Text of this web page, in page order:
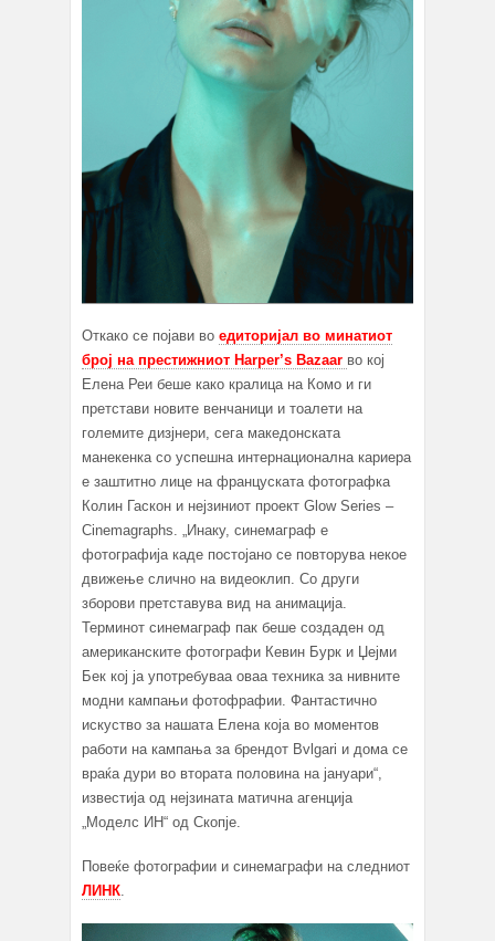
Откако се појави во едиторијал во минатиот
број на престижниот Harper’s Bazaar во кој
Елена Реи беше како кралица на Комо и ги
претстави новите венчаници и тоалети на
големите дизјнери, сега македонската
манекенка со успешна интернационална кариера
е заштитно лице на француската фотографка
Колин Гаскон и нејзиниот проект Glow Series –
Cinemagraphs. „Инаку, синемаграф е
фотографија каде постојано се повторува некое
движење слично на видеоклип. Со други
зборови претставува вид на анимација.
Терминот синемаграф пак беше создаден од
американските фотографи Кевин Бурк и Џејми
Бек кој ја употребуваа оваа техника за нивните
модни кампањи фотофрафии. Фантастично
искуство за нашата Елена која во моментов
работи на кампања за брендот Bvlgari и дома се
враќа дури во втората половина на јануари“,
известија од нејзината матична агенција
„Моделс ИН“ од Скопје.
Повеќе фотографии и синемаграфи на следниот
ЛИНК